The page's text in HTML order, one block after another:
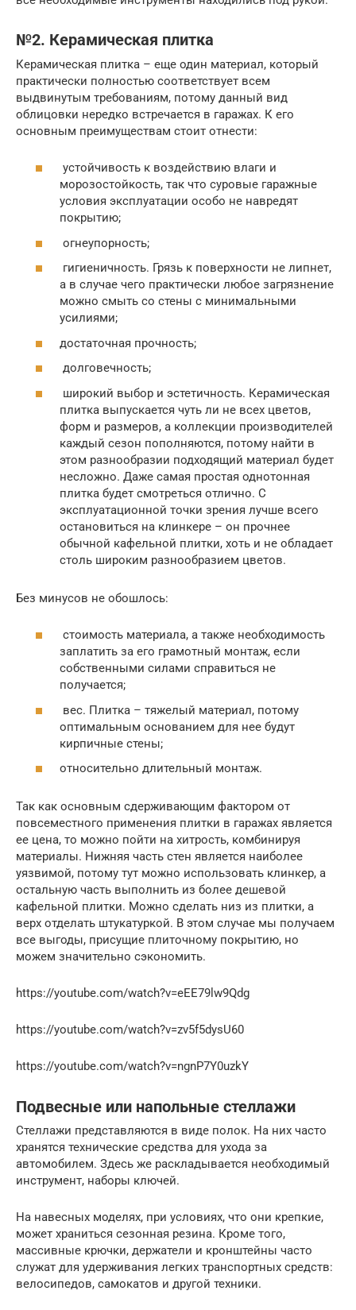
№2. Керамическая плитка
Керамическая плитка – еще один материал, который
практически полностью соответствует всем
выдвинутым требованиям, потому данный вид
облицовки нередко встречается в гаражах. К его
основным преимуществам стоит отнести:
устойчивость к воздействию влаги и
морозостойкость, так что суровые гаражные
условия эксплуатации особо не навредят
покрытию;
огнеупорность;
гигиеничность. Грязь к поверхности не липнет,
а в случае чего практически любое загрязнение
можно смыть со стены с минимальными
усилиями;
достаточная прочность;
долговечность;
широкий выбор и эстетичность. Керамическая
плитка выпускается чуть ли не всех цветов,
форм и размеров, а коллекции производителей
каждый сезон пополняются, потому найти в
этом разнообразии подходящий материал будет
несложно. Даже самая простая однотонная
плитка будет смотреться отлично. С
эксплуатационной точки зрения лучше всего
остановиться на клинкере – он прочнее
обычной кафельной плитки, хоть и не обладает
столь широким разнообразием цветов.
Без минусов не обошлось:
стоимость материала, а также необходимость
заплатить за его грамотный монтаж, если
собственными силами справиться не
получается;
вес. Плитка – тяжелый материал, потому
оптимальным основанием для нее будут
кирпичные стены;
относительно длительный монтаж.
Так как основным сдерживающим фактором от
повсеместного применения плитки в гаражах является
ее цена, то можно пойти на хитрость, комбинируя
материалы. Нижняя часть стен является наиболее
уязвимой, потому тут можно использовать клинкер, а
остальную часть выполнить из более дешевой
кафельной плитки. Можно сделать низ из плитки, а
верх отделать штукатуркой. В этом случае мы получаем
все выгоды, присущие плиточному покрытию, но
можем значительно сэкономить.
https://youtube.com/watch?v=eEE79lw9Qdg
https://youtube.com/watch?v=zv5f5dysU60
https://youtube.com/watch?v=ngnP7Y0uzkY
Подвесные или напольные стеллажи
Стеллажи представляются в виде полок. На них часто
хранятся технические средства для ухода за
автомобилем. Здесь же раскладывается необходимый
инструмент, наборы ключей.
На навесных моделях, при условиях, что они крепкие,
может храниться сезонная резина. Кроме того,
массивные крючки, держатели и кронштейны часто
служат для удерживания легких транспортных средств:
велосипедов, самокатов и другой техники.